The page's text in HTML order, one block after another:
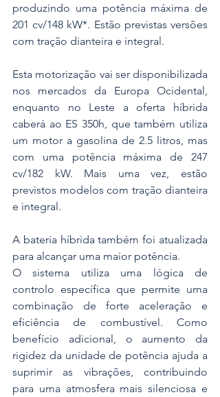
produzindo uma potência máxima de
201 cv/148 kW*. Estão previstas versões
com tração dianteira e integral.
Esta motorização vai ser disponibilizada
nos mercados da Europa Ocidental,
enquanto no Leste a oferta híbrida
caberá ao ES 350h, que também utiliza
um motor a gasolina de 2.5 litros, mas
com uma potência máxima de 247
cv/182 kW. Mais uma vez, estão
previstos modelos com tração dianteira
e integral.
A bateria híbrida também foi atualizada
para alcançar uma maior potência.
O sistema utiliza uma lógica de
controlo específica que permite uma
combinação de forte aceleração e
eficiência de combustível. Como
benefício adicional, o aumento da
rigidez da unidade de potência ajuda a
suprimir as vibrações, contribuindo
para uma atmosfera mais silenciosa e